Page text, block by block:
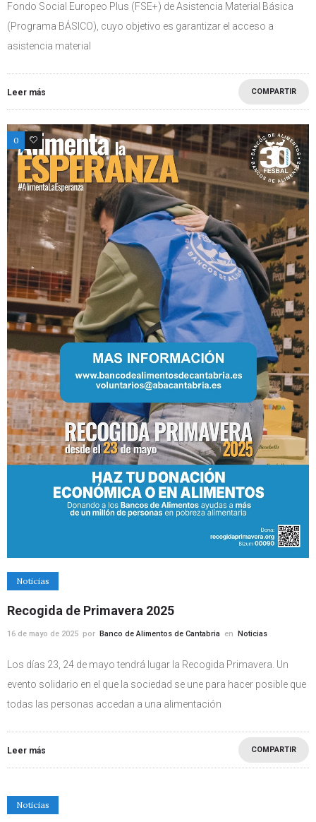
Fondo Social Europeo Plus (FSE+) de Asistencia Material Básica
(Programa BÁSICO), cuyo objetivo es garantizar el acceso a
asistencia material
Leer más COMPARTIR
0 0
Noticias
Recogida de Primavera 2025
16 de mayo de 2025 por Banco de Alimentos de Cantabria en Noticias
Los días 23, 24 de mayo tendrá lugar la Recogida Primavera. Un
evento solidario en el que la sociedad se une para hacer posible que
todas las personas accedan a una alimentación
Leer más COMPARTIR
Noticias